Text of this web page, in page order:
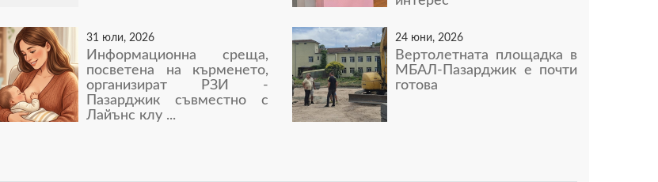
31 юли, 2026
Информационна среща,
посветена на кърменето,
организират РЗИ -
Пазарджик съвместно с
Лайънс клу ...
24 юни, 2026
Вертолетната площадка в
МБАЛ-Пазарджик е почти
готова